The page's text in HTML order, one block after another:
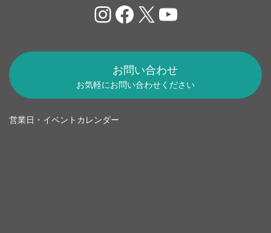
Instagram
Facebook
X YouTube
お問い合わせ
お気軽にお問い合わせください
営業日・イベントカレンダー